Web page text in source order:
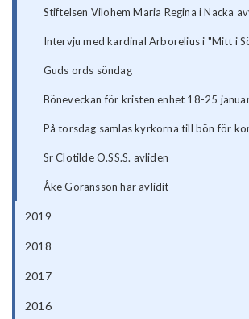
Stiftelsen Vilohem Maria Regina i Nacka
Intervju med kardinal Arborelius i "Mitt i
Guds ords söndag
Böneveckan för kristen enhet 18-25
På torsdag samlas kyrkorna till bön för
Sr Clotilde O.SS.S. avliden
Åke Göransson har avlidit
2019
2018
2017
2016